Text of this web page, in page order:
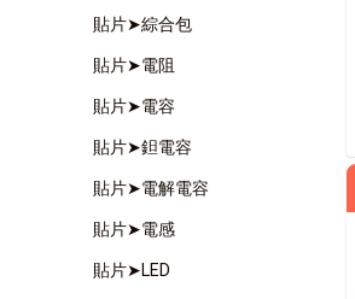
貼片➤綜合包
貼片➤電阻
貼片➤電容
貼片➤鉭電容
貼片➤電解電容
貼片➤電感
貼片➤LED